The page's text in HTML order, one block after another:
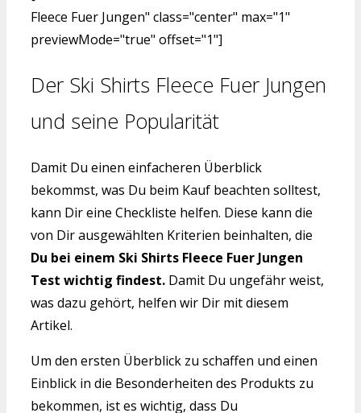
Fleece Fuer Jungen" class="center" max="1"
previewMode="true" offset="1"]
Der Ski Shirts Fleece Fuer Jungen
und seine Popularität
Damit Du einen einfacheren Überblick
bekommst, was Du beim Kauf beachten solltest,
kann Dir eine Checkliste helfen. Diese kann die
von Dir ausgewählten Kriterien beinhalten, die
Du bei einem Ski Shirts Fleece Fuer Jungen
Test wichtig findest. Damit Du ungefähr weist,
was dazu gehört, helfen wir Dir mit diesem
Artikel.
Um den ersten Überblick zu schaffen und einen
Einblick in die Besonderheiten des Produkts zu
bekommen, ist es wichtig, dass Du